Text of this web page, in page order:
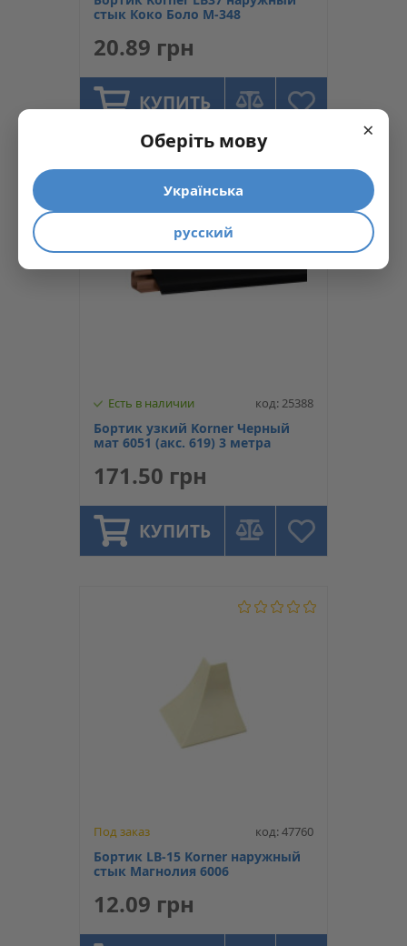
стык Коко Боло M-348
20.89 грн
КУПИТЬ
Есть в наличии код: 25388
Бортик узкий Korner Черный
мат 6051 (акс. 619) 3 метра
171.50 грн
КУПИТЬ
Под заказ код: 47760
Бортик LB-15 Korner наружный
стык Магнолия 6006
12.09 грн
×
Оберіть мову
Українська
русский